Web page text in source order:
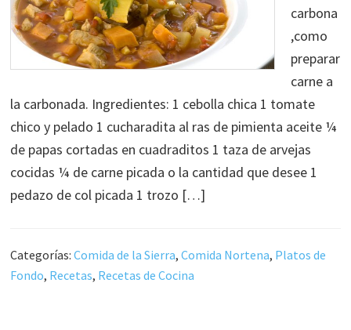
carbona
,como
preparar
carne a
la carbonada. Ingredientes: 1 cebolla chica 1 tomate
chico y pelado 1 cucharadita al ras de pimienta aceite ¼
de papas cortadas en cuadraditos 1 taza de arvejas
cocidas ¼ de carne picada o la cantidad que desee 1
pedazo de col picada 1 trozo […]
Categorías:Comida de la Sierra,Comida Nortena, Platos de
Fondo, Recetas, Recetas de Cocina